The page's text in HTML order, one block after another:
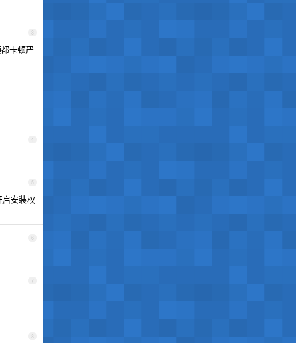
3
卡顿严
4
5
安装权
6
7
8